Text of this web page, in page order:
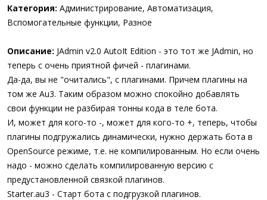
Категория: Администрирование, Автоматизация,
Вспомогательные функции, Разное
Описание: JAdmin v2.0 AutoIt Edition - это тот же JAdmin, но
теперь с очень приятной фичей - плагинами.
Да-да, вы не "очитались", с плагинами. Причем плагины на
том же Au3. Таким образом можно спокойно добавлять
свои функции не разбирая тонны кода в теле бота.
И, может для кого-то -, может для кого-то +, теперь, чтобы
плагины подгружались динамически, нужно держать бота в
OpenSource режиме, т.е. не компилированным. Но если очень
надо - можно сделать компилированную версию с
предустановленной связкой плагинов.
Starter.au3 - Старт бота с подгрузкой плагинов.